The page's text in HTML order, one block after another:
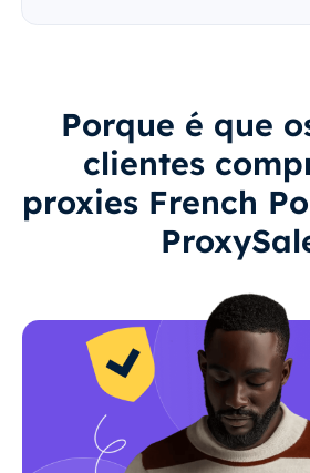
Porque é que
clientes
proxies French